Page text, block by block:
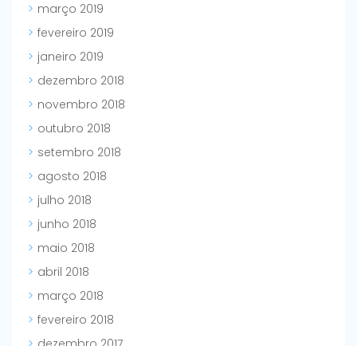
março 2019
fevereiro 2019
janeiro 2019
dezembro 2018
novembro 2018
outubro 2018
setembro 2018
agosto 2018
julho 2018
junho 2018
maio 2018
abril 2018
março 2018
fevereiro 2018